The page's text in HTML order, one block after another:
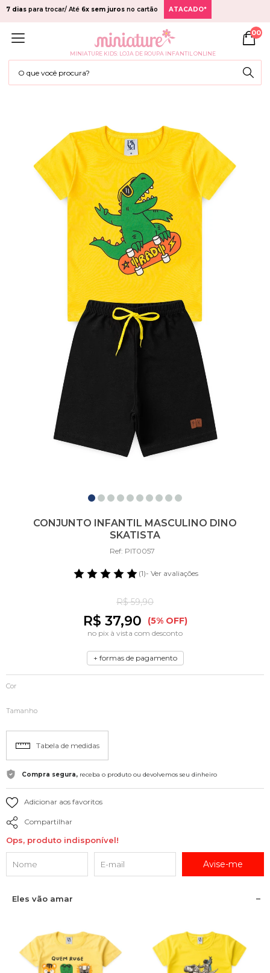
7 dias para trocar/ Até 6x sem juros no cartão ATACADO*
MINIATURE KIDS: LOJA DE ROUPA INFANTIL ONLINE
00
CONJUNTO INFANTIL MASCULINO DINO
SKATISTA
Ref: PIT0057
(1)- Ver avaliações
R$ 59,90
R$ 37,90 (5% OFF)
no pix à vista com desconto
+ formas de pagamento
Cor
Tamanho
Tabela de medidas
Compra segura, receba o produto ou devolvemos seu dinheiro
Adicionar aos favoritos
Compartilhar
Ops, produto indisponível!
Avise-me
Eles vão amar